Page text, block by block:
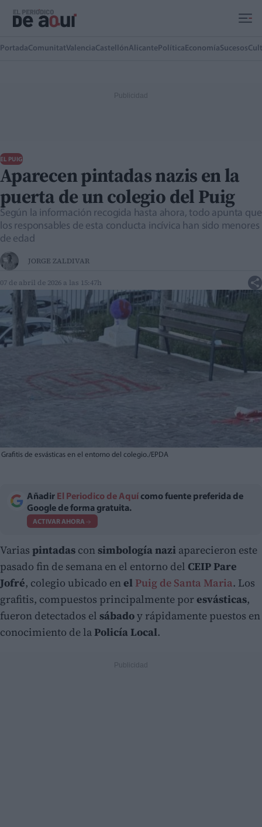
PortadaComunitatValenciaCastellónAlicante Política EconomíaSucesos
EL PUIG
Aparecen pintadas nazis en la
puerta de un colegio del Puig
Según la información recogida hasta ahora, todo apunta que
los responsables de esta conducta incívica han sido menores
de edad
JORGE ZALDIVAR
07 de abril de 2026 a las 15:47h
Grafitis de esvásticas en el entorno del colegio./EPDA
Añadir El Periodico de Aquí como fuente preferida de
Google de forma gratuita.
ACTIVAR AHORA
Varias pintadas consimbología nazi aparecieron este
pasado fin de semana en el entorno del CEIP Pare
Jofré, colegio ubicado enel Puig de Santa Maria. Los
grafitis, compuestos principalmente poresvásticas,
fueron detectados el sábadoy rápidamente puestos en
conocimiento de laPolicía Local.